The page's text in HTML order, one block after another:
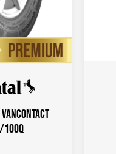
100Q